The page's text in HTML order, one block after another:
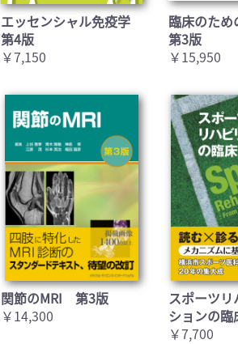
エッセンシャル免疫学
第4版
￥7,150
臨床のた
第3版
￥15,950
関節のMRI 第3版
￥14,300
スポーツ
ションの臨
￥7,700